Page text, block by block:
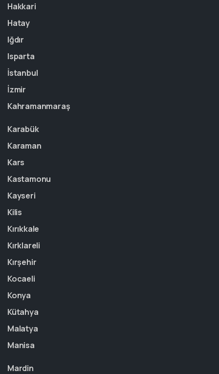
Hakkari
Hatay
Iğdır
Isparta
İstanbul
İzmir
Kahramanmaraş
Karabük
Karaman
Kars
Kastamonu
Kayseri
Kilis
Kırıkkale
Kırklareli
Kırşehir
Kocaeli
Konya
Kütahya
Malatya
Manisa
Mardin